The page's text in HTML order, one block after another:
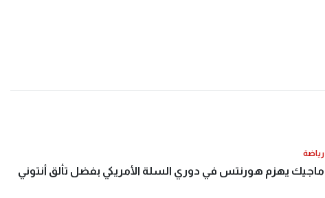
رياضة
ماجيك يهزم هورنتس في دوري السلة الأمريكي بفضل تألق أنتوني